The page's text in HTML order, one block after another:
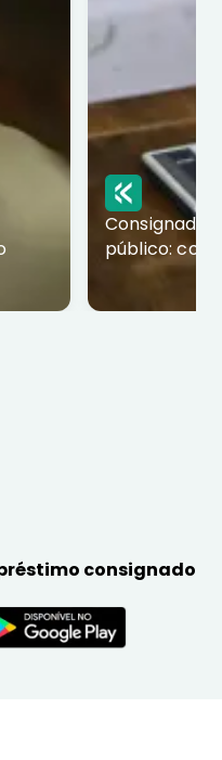
Consignado
público:
consignado